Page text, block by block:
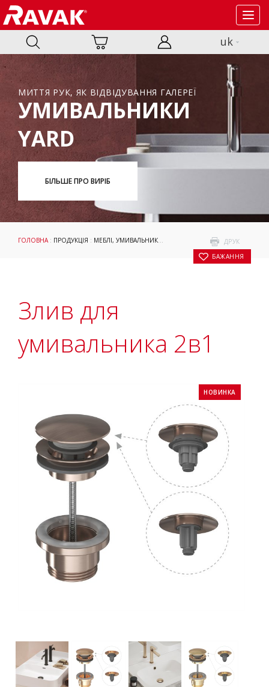
uk
МИТТЯ РУК, ЯК ВІДВІДУВАННЯ ГАЛЕРЕЇ
УМИВАЛЬНИКИ
YARD
БІЛЬШЕ ПРО ВИРІБ
ДРУК
БАЖАННЯ
ГОЛОВНА: ПРОДУКЦІЯ : МЕБЛІ, УМИВАЛЬНИКИ І WC УМИВАЛЬНИКИ:
Злив для
умивальника 2в1
НОВИНКА